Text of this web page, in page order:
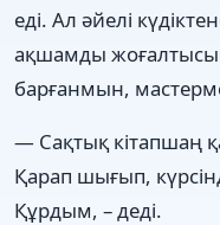
еді. Ал әйелі
ақшамды
барғанмын,
— Сақтық кітапшаң
Қарап шығып,
Құрдым, – деді.